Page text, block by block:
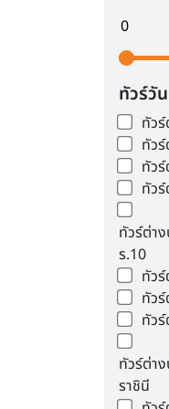
ทัวร์วั
ทัว
ทัว
ทัว
ทัว
ทัวร์ต่า
ร.10
ทัว
ทัว
ทัว
ทัวร์ต่า
ราชินี